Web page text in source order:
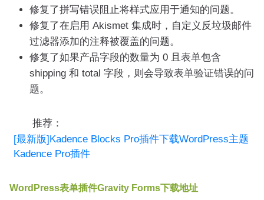
修复了拼写错误阻止将样式应用于通知的问题。
修复了在启用 Akismet 集成时，自定义反垃圾邮件
过滤器添加的注释被覆盖的问题。
修复了如果产品字段的数量为 0 且表单包含
shipping 和 total 字段，则会导致表单验证错误的问
题。
推荐：
[最新版]Kadence Blocks Pro插件下载WordPress主题
Kadence Pro插件
WordPress表单插件Gravity Forms下载地址